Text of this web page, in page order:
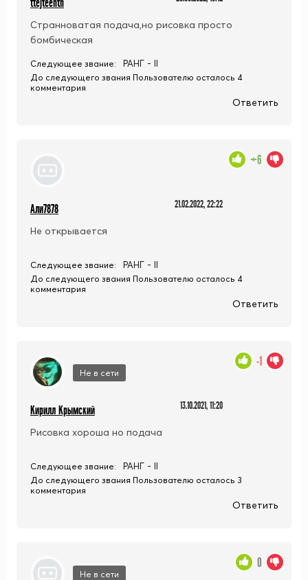
ttejteehth
Странноватая подача,но рисовка просто
бомбическая
Следующее звание: РАНГ - II
До следующего звания Пользователю осталось 4
комментария
Ответить
Али7878 21.02.2022, 22:22
Не открывается
+6
Следующее звание: РАНГ - II
До следующего звания Пользователю осталось 4
комментария
Ответить
Не в сети
Кирилл Крымский 13.10.2021, 11:20
Рисовка хороша но подача
-1
Следующее звание: РАНГ - II
До следующего звания Пользователю осталось 3
комментария
Ответить
Не в сети
0